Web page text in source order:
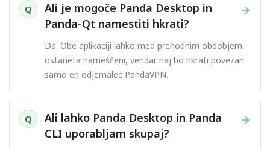
Q →
Ali je mogoče Panda Desktop in
Panda-Qt namestiti hkrati?
Da. Obe aplikaciji lahko med prehodnim obdobjem
ostaneta nameščeni, vendar naj bo hkrati povezan
samo en odjemalec PandaVPN.
Q →
Ali lahko Panda Desktop in Panda
CLI uporabljam skupaj?